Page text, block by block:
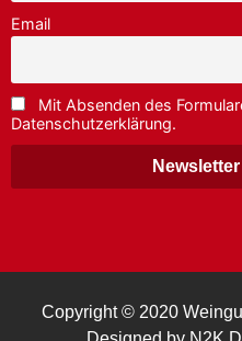
Email
Mit Absenden des
Datenschutzerklärung.
Copyright © 2020